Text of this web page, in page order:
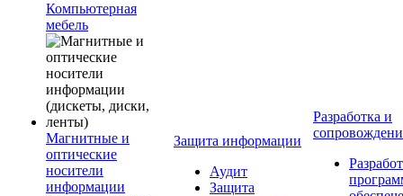
Компьютерная
мебель
Магнитные и
оптические
носители
информации
Защита информации
Аудит
Защита
Разработка и